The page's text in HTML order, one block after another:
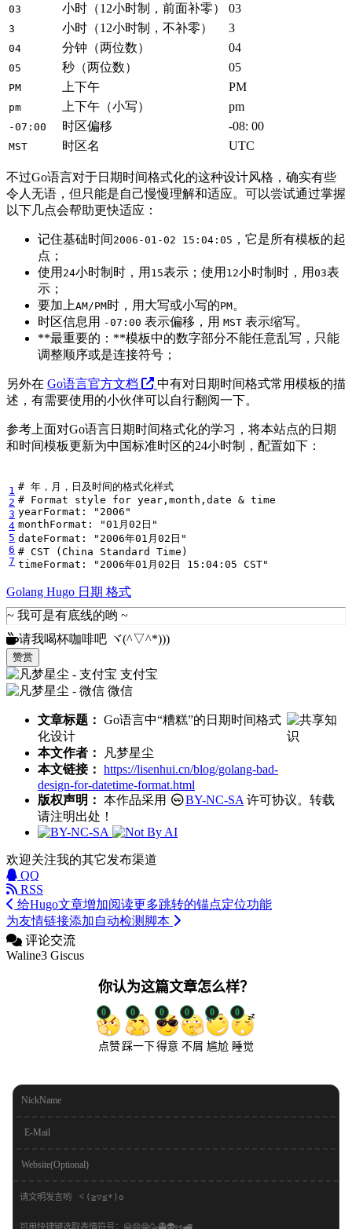
03 小时（12小时制，前面补零） 03
3 小时（12小时制，不补零） 3
04 分钟（两位数） 04
05 秒（两位数） 05
PM 上下午 PM
pm 上下午（小写） pm
-07:00 时区偏移 -08: 00
MST 时区名 UTC
不过Go语言对于日期时间格式化的这种设计风格，确实有些
令人无语，但只能是自己慢慢理解和适应。可以尝试通过掌握
以下几点会帮助更快适应：
记住基础时间 2006-01-02 15:04:05 ，它是所有模板的起
点；
使用 24小时制时，用 15表示；使用 12小时制时，用 03表
示；
要加上AM/PM时，用大写或小写的PM。
时区信息用 -07:00 表示偏移，用 MST 表示缩写。
**最重要的：**模板中的数字部分不能任意乱写，只能
调整顺序或是连接符号；
另外在 Go语言官方文档
中有对日期时间格式常用模板的描
述，有需要使用的小伙伴可以自行翻阅一下。
参考上面对Go语言日期时间格式化的学习，将本站点的日期
和时间模板更新为中国标准时区的24小时制，配置如下：
1
2
3
4
5
6
7
# 年，月，日及时间的格式化样式
# Format style for year,month,date & time
yearFormat :
"2006"
monthFormat :
"01月02日"
dateFormat :
"2006年01月02日"
# CST (China Standard Time)
timeFormat : "2006年01月02日 15:04:05 CST"
Golang Hugo 日期 格式
请我喝杯咖啡吧 ヾ(^▽^*)))
赞赏
支付宝
微信
文章标题： Go语言中“糟糕”的日期时间格式
化设计
本文作者：
凡梦星尘
本文链接： https://lisenhui.cn/blog/golang-bad-
design-for-datetime-format.html
版权声明： 本作品采用 BY-NC-SA 许可协议。转载
请注明出处！
欢迎关注我的其它发布渠道
QQ
RSS
给Hugo文章增加阅读更多跳转的锚点定位功能
为友情链接添加自动检测脚本
评论交流
Waline3 Giscus
你认为这篇文章怎么样？
0
点赞
0
踩一下
0
得意
0
不屑
0
尴尬
0
睡觉
NickName
E-Mail
Website(Optional)